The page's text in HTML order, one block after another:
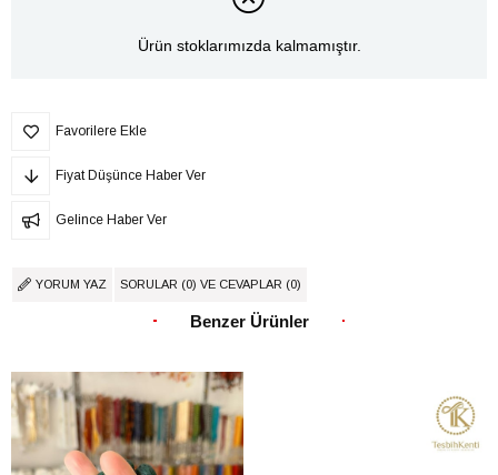
Ürün stoklarımızda kalmamıştır.
Favorilere Ekle
Fiyat Düşünce Haber Ver
Gelince Haber Ver
YORUM YAZ SORULAR (0) VE CEVAPLAR (0)
Benzer Ürünler